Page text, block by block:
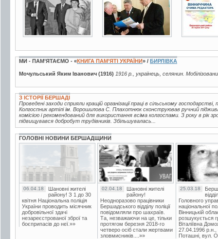
МИ - ПАМ’ЯТАЄМО - «КНИГА ПАМ’ЯТІ УКРАЇНИ» / БИРЛІВКА
Мочульський Яким Іванович (1916) 1916 р., українець, селянин.
З ІСТОРІЇ БЕРШАДІ
Проведені заходи сприяли кращій організації праці в сільському господарстві,
Колгоспник артілі ім. Ворошилова С. Плахотнюк сконструював ручний
комісією і рекомендований для використання всіма колгоспами. З року в рік
підвищувався добробут трудівників. Збільшувалась...
ГОЛОВНІ НОВИНИ БЕРШАДЩИНИ
06.04.18
Шановні жителі
району! З 1 до 30
квітня Національна поліція
України проводить місячник
добровільної здачі
незареєстрованої зброї та
боєприпасів до неї.»»
02.04.18
Шановні жителі
району!
Неодноразово працівники
Бершадського відділу поліції
повідомляли про шахраїв.
Та, незважаючи на це, тільки
протягом березня 2018-го
четверо осіб стали жертвами
зловмисників....»»
25.03.18
Головного
національної
Вінницькій
розшукується
Віталіївна
27.04.1996 р.н.,
Поташні, вул.